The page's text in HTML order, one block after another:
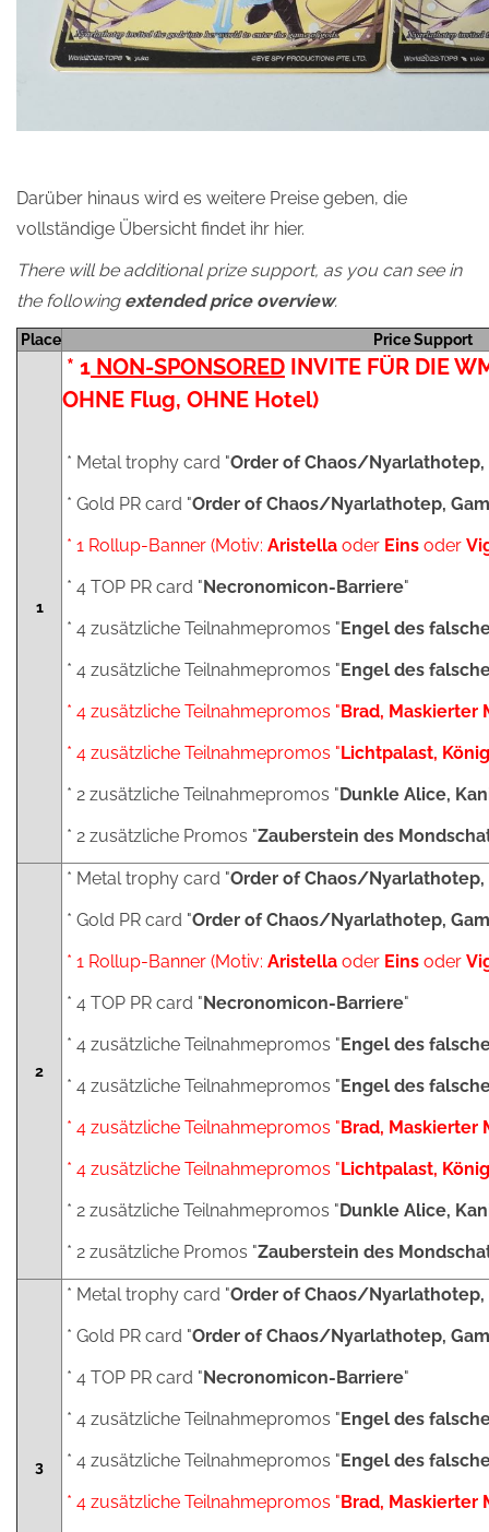
Darüber hinaus wird es weitere Preise geben, die
vollständige Übersicht findet ihr hier.
There will be additional prize support, as you can see in
the following extended price overview.
Place Price Support
1
* 1 NON-SPONSORED INVITE FÜR DIE
OHNE Flug, OHNE Hotel)
* Metal trophy card "Order of Chaos/Nyarlathotep,
* Gold PR card "Order of Chaos/Nyarlathotep,
* 1 Rollup-Banner (Motiv: Aristella oder Eins oder
* 4 TOP PR card " Necronomicon-Barriere"
* 4 zusätzliche Teilnahmepromos " Engel des
* 4 zusätzliche Teilnahmepromos " Engel des
* 4 zusätzliche Teilnahmepromos " Brad, Maskierter
* 4 zusätzliche Teilnahmepromos " Lichtpalast,
* 2 zusätzliche Teilnahmepromos " Dunkle Alice,
* 2 zusätzliche Promos "Zauberstein des
2
* Metal trophy card "Order of Chaos/Nyarlathotep,
* Gold PR card "Order of Chaos/Nyarlathotep,
* 1 Rollup-Banner (Motiv: Aristella oder Eins oder
* 4 TOP PR card " Necronomicon-Barriere"
* 4 zusätzliche Teilnahmepromos " Engel des
* 4 zusätzliche Teilnahmepromos " Engel des
* 4 zusätzliche Teilnahmepromos " Brad, Maskierter
* 4 zusätzliche Teilnahmepromos " Lichtpalast,
* 2 zusätzliche Teilnahmepromos " Dunkle Alice,
* 2 zusätzliche Promos "Zauberstein des
3
* Metal trophy card "Order of Chaos/Nyarlathotep,
* Gold PR card "Order of Chaos/Nyarlathotep,
* 4 TOP PR card " Necronomicon-Barriere"
* 4 zusätzliche Teilnahmepromos " Engel des
* 4 zusätzliche Teilnahmepromos " Engel des
* 4 zusätzliche Teilnahmepromos " Brad, Maskierter